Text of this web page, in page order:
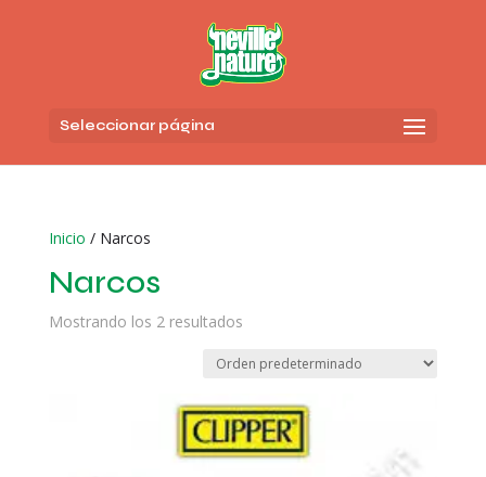
Seleccionar página
Inicio / Narcos
Narcos
Mostrando los 2 resultados